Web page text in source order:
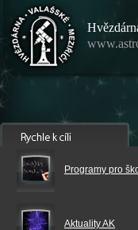
Programy pro
Aktuality AK